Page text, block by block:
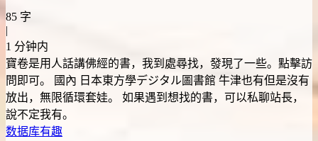
85 字
|
1 分钟内
寶卷是用人話講佛經的書，我到處尋找，發現了一些。點擊訪
問即可。 國內 日本東方學デジタル圖書館 牛津也有但是沒有
放出，無限循環套娃。 如果遇到想找的書，可以私聊站長，
說不定我有。
数据库有趣